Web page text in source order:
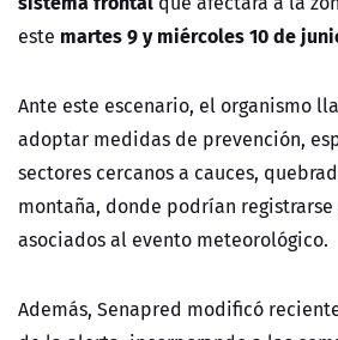
este martes 9 y miércoles 10 de
Ante este escenario, el organismo
adoptar medidas de prevención,
sectores cercanos a cauces,
montaña, donde podrían
asociados al evento meteorológico.
Además, Senapred modificó